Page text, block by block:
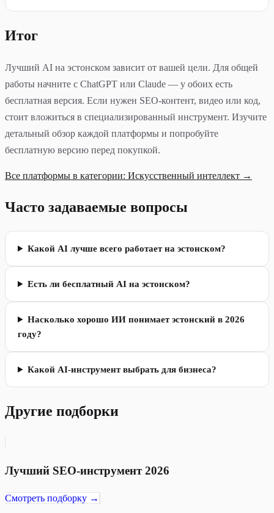
Итог
Лучший AI на эстонском зависит от вашей цели. Для общей
работы начните с ChatGPT или Claude — у обоих есть
бесплатная версия. Если нужен SEO-контент, видео или код,
стоит вложиться в специализированный инструмент. Изучите
детальный обзор каждой платформы и попробуйте
бесплатную версию перед покупкой.
Все платформы в категории: Искусственный интеллект →
Часто задаваемые вопросы
Какой AI лучше всего работает на эстонском?
Есть ли бесплатный AI на эстонском?
Насколько хорошо ИИ понимает эстонский в 2026
году?
Какой AI-инструмент выбрать для бизнеса?
Другие подборки
Лучший SEO-инструмент 2026
Смотреть подборку →